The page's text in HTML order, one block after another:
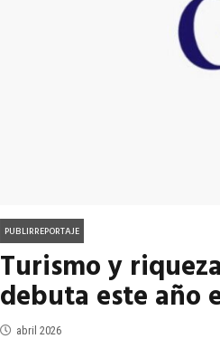
PUBLIRREPORTAJE
Turismo y
debuta este año
abril 2026